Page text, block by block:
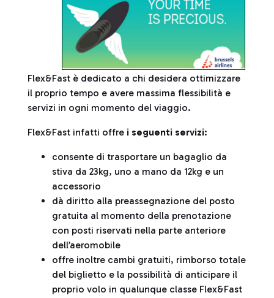
Flex&Fast è dedicato a chi desidera ottimizzare
il proprio tempo e avere massima flessibilità e
servizi in ogni momento del viaggio.
Flex&Fast infatti offre i seguenti servizi:
consente di trasportare un bagaglio da
stiva da 23kg, uno a mano da 12kg e un
accessorio
dà diritto alla preassegnazione del posto
gratuita al momento della prenotazione
con posti riservati nella parte anteriore
dell’aeromobile
offre inoltre cambi gratuiti, rimborso totale
del biglietto e la possibilità di anticipare il
proprio volo in qualunque classe Flex&Fast